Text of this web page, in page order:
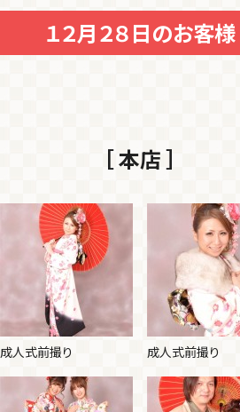
１２月２８日のお客様
［ 本店 ］
成人式前撮り 成人式前撮り